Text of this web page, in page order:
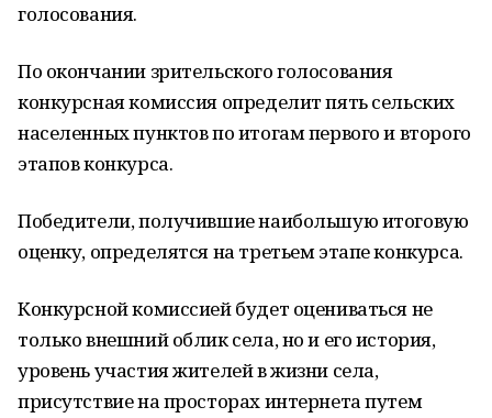
голосования.
По окончании зрительского голосования
конкурсная комиссия определит пять сельских
населенных пунктов по итогам первого и второго
этапов конкурса.
Победители, получившие наибольшую итоговую
оценку, определятся на третьем этапе конкурса.
Конкурсной комиссией будет оцениваться не
только внешний облик села, но и его история,
уровень участия жителей в жизни села,
присутствие на просторах интернета путем